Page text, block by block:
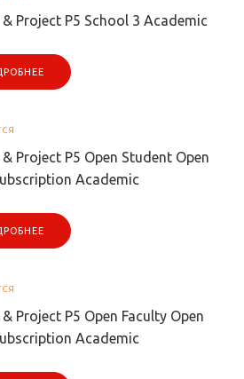
& Project P5 School 3 Academic
& Project P5 Open Student Open
Academic
Project P5 Open Faculty Open
Academic